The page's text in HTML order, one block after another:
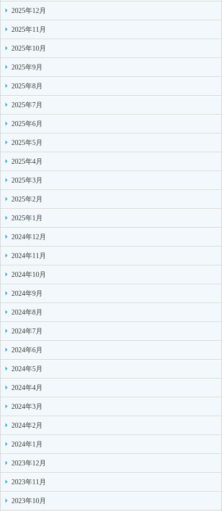
2025年12月
2025年11月
2025年10月
2025年9月
2025年8月
2025年7月
2025年6月
2025年5月
2025年4月
2025年3月
2025年2月
2025年1月
2024年12月
2024年11月
2024年10月
2024年9月
2024年8月
2024年7月
2024年6月
2024年5月
2024年4月
2024年3月
2024年2月
2024年1月
2023年12月
2023年11月
2023年10月